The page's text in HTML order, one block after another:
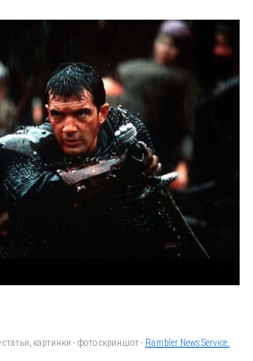
картинки - фото скриншот - Rambler News Service.